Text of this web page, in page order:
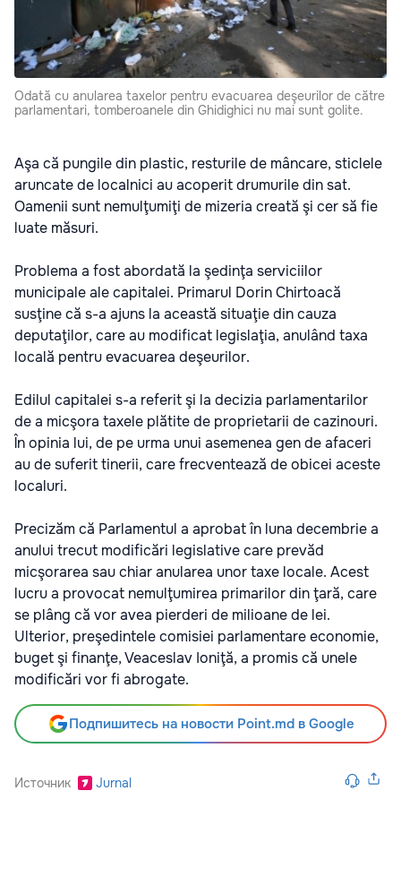
Odată cu anularea taxelor pentru evacuarea deşeurilor de către
parlamentari, tomberoanele din Ghidighici nu mai sunt golite.
Aşa că pungile din plastic, resturile de mâncare, sticlele
aruncate de localnici au acoperit drumurile din sat.
Oamenii sunt nemulţumiţi de mizeria creată şi cer să fie
luate măsuri.
Problema a fost abordată la şedinţa serviciilor
municipale ale capitalei. Primarul Dorin Chirtoacă
susţine că s-a ajuns la această situaţie din cauza
deputaţilor, care au modificat legislaţia, anulând taxa
locală pentru evacuarea deşeurilor.
Edilul capitalei s-a referit şi la decizia parlamentarilor
de a micşora taxele plătite de proprietarii de cazinouri.
În opinia lui, de pe urma unui asemenea gen de afaceri
au de suferit tinerii, care frecventează de obicei aceste
localuri.
Precizăm că Parlamentul a aprobat în luna decembrie a
anului trecut modificări legislative care prevăd
micşorarea sau chiar anularea unor taxe locale. Acest
lucru a provocat nemulţumirea primarilor din ţară, care
se plâng că vor avea pierderi de milioane de lei.
Ulterior, preşedintele comisiei parlamentare economie,
buget şi finanţe, Veaceslav Ioniţă, a promis că unele
modificări vor fi abrogate.
Подпишитесь на новости Point.md в Google
Источник Jurnal